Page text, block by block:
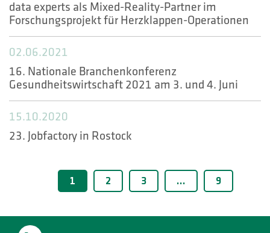
data experts als Mixed-Reality-Partner im
Forschungsprojekt für Herzklappen-Operationen
02.06.2021
16. Nationale Branchenkonferenz
Gesundheitswirtschaft 2021 am 3. und 4. Juni
15.10.2020
23. Jobfactory in Rostock
1 2 3 … 9